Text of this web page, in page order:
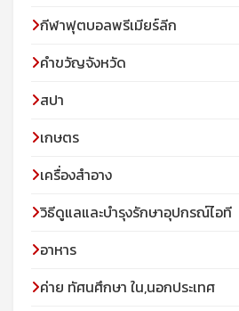
กีฬาฟุตบอลพรีเมียร์ลีก
คำขวัญจังหวัด
สปา
เกษตร
เครื่องสำอาง
วิธีดูแลและบำรุงรักษาอุปกรณ์ไอที
อาหาร
ค่าย ทัศนศึกษา ใน,นอกประเทศ